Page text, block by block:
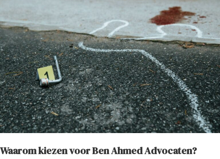
Waarom kiezen voor Ben Ahmed Advocaten?